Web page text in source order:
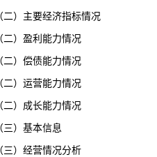
）主要经济指标情况
）盈利能力情况
）偿债能力情况
）运营能力情况
）成长能力情况
）基本信息
）经营情况分析